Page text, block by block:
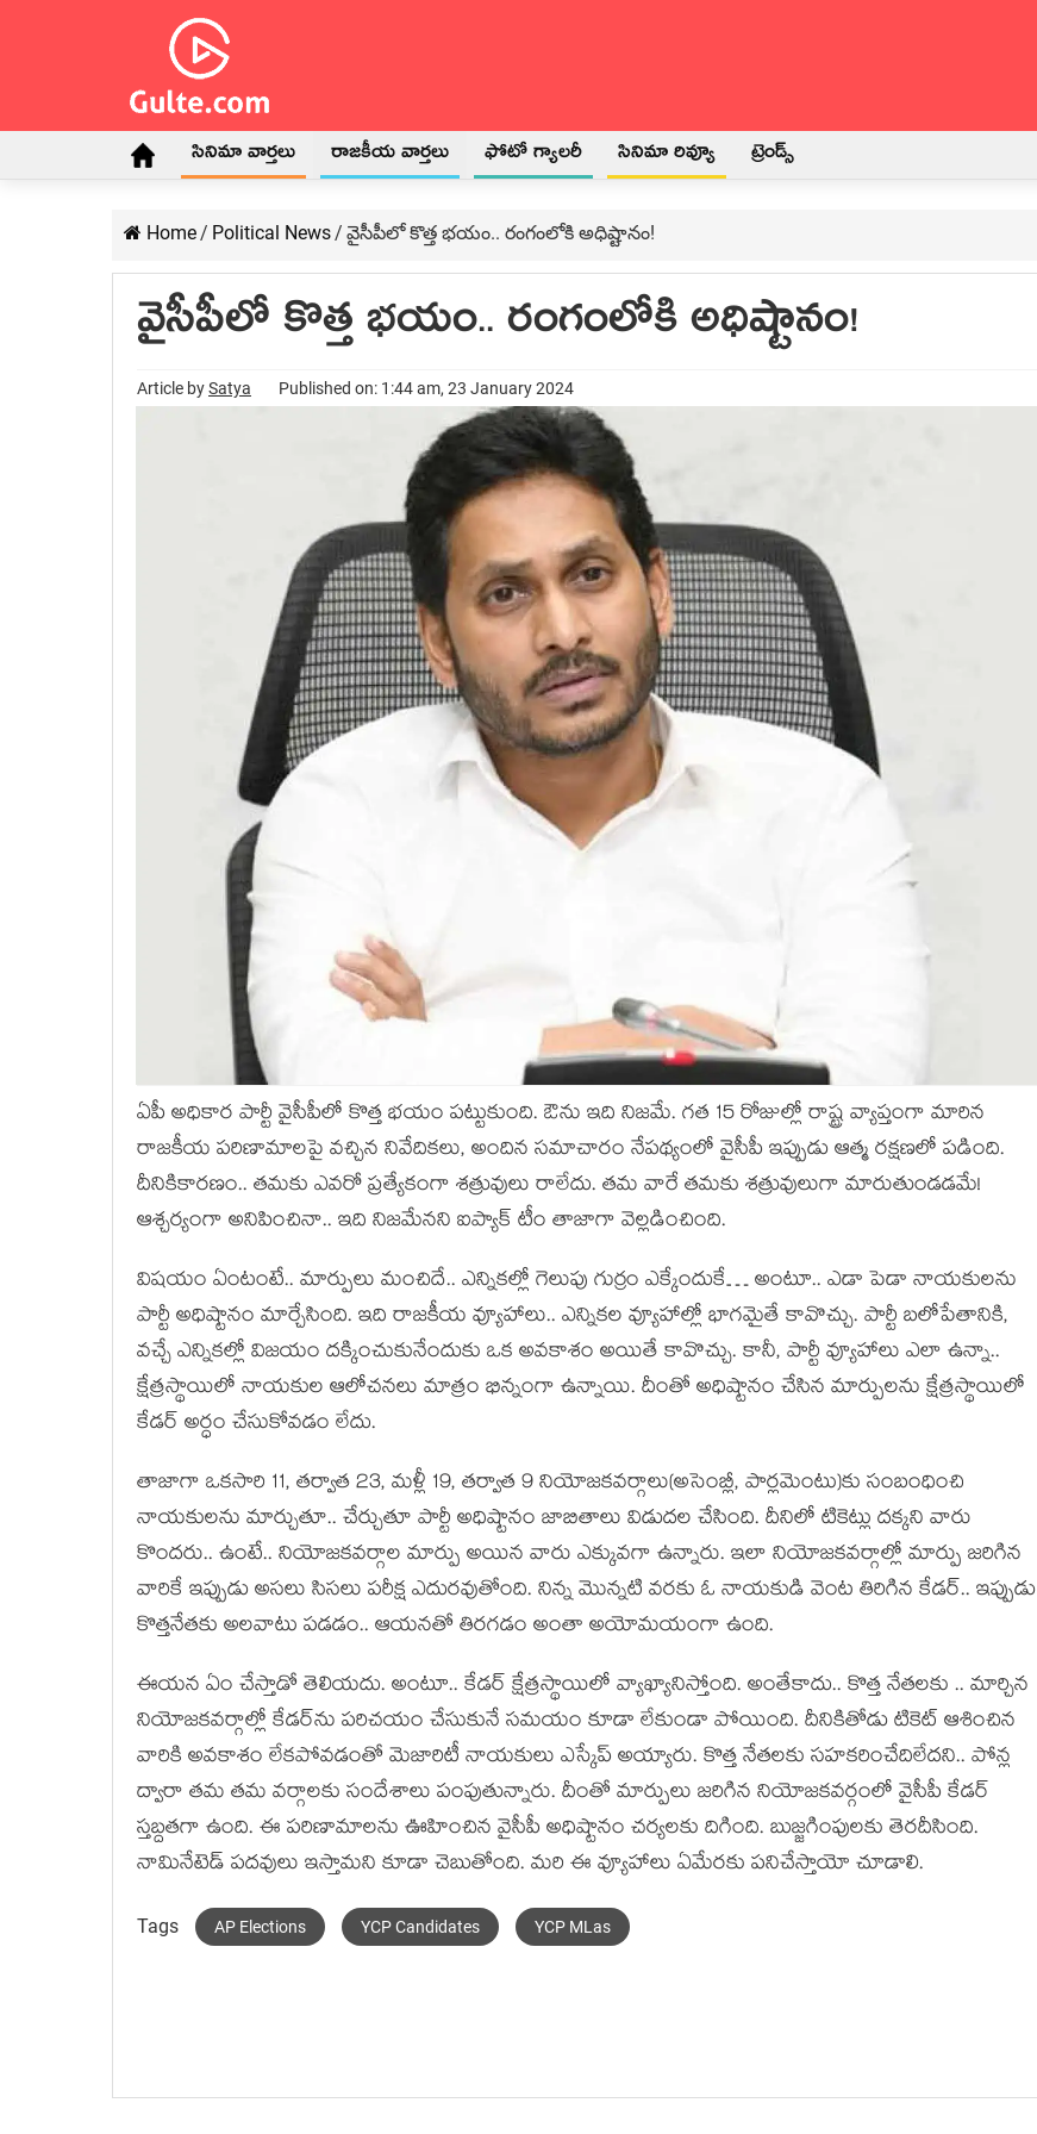
సినిమా వార్తలు రాజకీయ వార్తలు ఫోటో గ్యాలరీ సినిమా రివ్యూ ట్రెండ్స్
Home/ Political News/ వైసీపీలో కొత్త భ‌యం.. రంగంలోకి అధిష్టానం!
వైసీపీలో కొత్త భ‌యం.. రంగంలోకి అధిష్టానం!
Article bySatya Published on: 1:44 am, 23 January 2024
ఏపీ అధికార పార్టీ వైసీపీలో కొత్త భ‌యం ప‌ట్టుకుంది. ఔను ఇది నిజ‌మే. గ‌త 15 రోజుల్లో రాష్ట్ర వ్యాప్తంగా మారిన
రాజ‌కీయ ప‌రిణామాల‌పై వ‌చ్చిన నివేదిక‌లు, అందిన స‌మాచారం నేప‌థ్యంలో వైసీపీ ఇప్పుడు ఆత్మ ర‌క్ష‌ణ‌లో ప‌డింది.
దీనికికార‌ణం.. త‌మ‌కు ఎవ‌రో ప్ర‌త్యేకంగా శ‌త్రువులు రాలేదు. త‌మ వారే త‌మ‌కు శ‌త్రువులుగా మారుతుండ‌డ‌మే!
ఆశ్చ‌ర్యంగా అనిపించినా.. ఇది నిజ‌మేన‌ని ఐప్యాక్ టీం తాజాగా వెల్ల‌డించింది.
విష‌యం ఏంటంటే.. మార్పులు మంచిదే.. ఎన్నిక‌ల్లో గెలుపు గుర్రం ఎక్కేందుకే… అంటూ.. ఎడా పెడా నాయ‌కుల‌ను
పార్టీ అధిష్టానం మార్చేసింది. ఇది రాజ‌కీయ వ్యూహాలు.. ఎన్నిక‌ల‌ వ్యూహాల్లో భాగ‌మైతే కావొచ్చు. పార్టీ బ‌లోపేతానికి,
వ‌చ్చే ఎన్నిక‌ల్లో విజ‌యం ద‌క్కించుకునేందుకు ఒక అవ‌కాశం అయితే కావొచ్చు. కానీ, పార్టీ వ్యూహాలు ఎలా ఉన్నా..
క్షేత్ర‌స్థాయిలో నాయ‌కుల ఆలోచ‌న‌లు మాత్రం భిన్నంగా ఉన్నాయి. దీంతో అధిష్టానం చేసిన మార్పుల‌ను క్షేత్ర‌స్థాయిలో
కేడ‌ర్ అర్ధం చేసుకోవ‌డం లేదు.
తాజాగా ఒక‌సారి 11, త‌ర్వాత 23, మ‌ళ్లీ 19, త‌ర్వాత 9 నియోజ‌క‌వ‌ర్గాలు(అసెంబ్లీ, పార్ల‌మెంటు)కు సంబంధించి
నాయ‌కుల‌ను మార్చుతూ.. చేర్చుతూ పార్టీ అధిష్టానం జాబితాలు విడుద‌ల చేసింది. దీనిలో టికెట్లు ద‌క్క‌ని వారు
కొంద‌రు.. ఉంటే.. నియోజ‌క‌వ‌ర్గాల మార్పు అయిన వారు ఎక్కువ‌గా ఉన్నారు. ఇలా నియోజ‌క‌వ‌ర్గాల్లో మార్పు జ‌రిగిన
వారికే ఇప్పుడు అస‌లు సిస‌లు ప‌రీక్ష ఎదుర‌వుతోంది. నిన్న మొన్న‌టి వ‌ర‌కు ఓ నాయ‌కుడి వెంట తిరిగిన కేడ‌ర్‌.. ఇప్పుడు
కొత్త‌నేత‌కు అలవాటు ప‌డ‌డం.. ఆయ‌న‌తో తిర‌గ‌డం అంతా అయోమ‌యంగా ఉంది.
ఈయ‌న ఏం చేస్తాడో తెలియ‌దు. అంటూ.. కేడ‌ర్ క్షేత్ర‌స్థాయిలో వ్యాఖ్యానిస్తోంది. అంతేకాదు.. కొత్త నేత‌ల‌కు .. మార్చిన
నియోజ‌క‌వ‌ర్గాల్లో కేడ‌ర్‌ను ప‌రిచ‌యం చేసుకునే స‌మ‌యం కూడా లేకుండా పోయింది. దీనికితోడు టికెట్ ఆశించిన
వారికి అవ‌కాశం లేక‌పోవ‌డంతో మెజారిటీ నాయ‌కులు ఎస్కేప్ అయ్యారు. కొత్త నేత‌ల‌కు స‌హ‌క‌రించేదిలేద‌ని.. పోన్ల
ద్వారా త‌మ తమ వ‌ర్గాల‌కు సందేశాలు పంపుతున్నారు. దీంతో మార్పులు జ‌రిగిన నియోజ‌క‌వ‌ర్గంలో వైసీపీ కేడ‌ర్
స్త‌బ్ద‌త‌గా ఉంది. ఈ ప‌రిణామాల‌ను ఊహించిన వైసీపీ అధిష్టానం చ‌ర్య‌ల‌కు దిగింది. బుజ్జ‌గింపుల‌కు తెర‌దీసింది.
నామినేటెడ్ ప‌ద‌వులు ఇస్తామ‌ని కూడా చెబుతోంది. మ‌రి ఈ వ్యూహాలు ఏమేర‌కు ప‌నిచేస్తాయో చూడాలి.
Tags AP Elections YCP Candidates YCP MLas